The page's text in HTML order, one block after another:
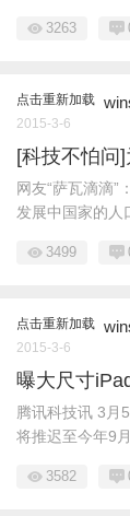
3263
点击重新加载
2015-3-6
[科技不怕问
网友“萨瓦滴滴
发展中国家的人
3499
点击重新加载
2015-3-6
曝大尺寸
腾讯科技讯 3月
将推迟至今年9
3582